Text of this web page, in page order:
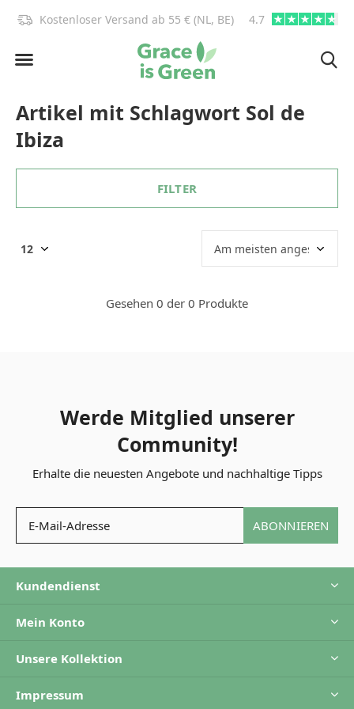
Kostenloser Versand ab 55 € (NL, BE) 4.7
Artikel mit Schlagwort Sol de
Ibiza
FILTER
Gesehen 0 der 0 Produkte
Werde Mitglied unserer
Community!
Erhalte die neuesten Angebote und nachhaltige Tipps
ABONNIEREN
Kundendienst
Mein Konto
Unsere Kollektion
Impressum